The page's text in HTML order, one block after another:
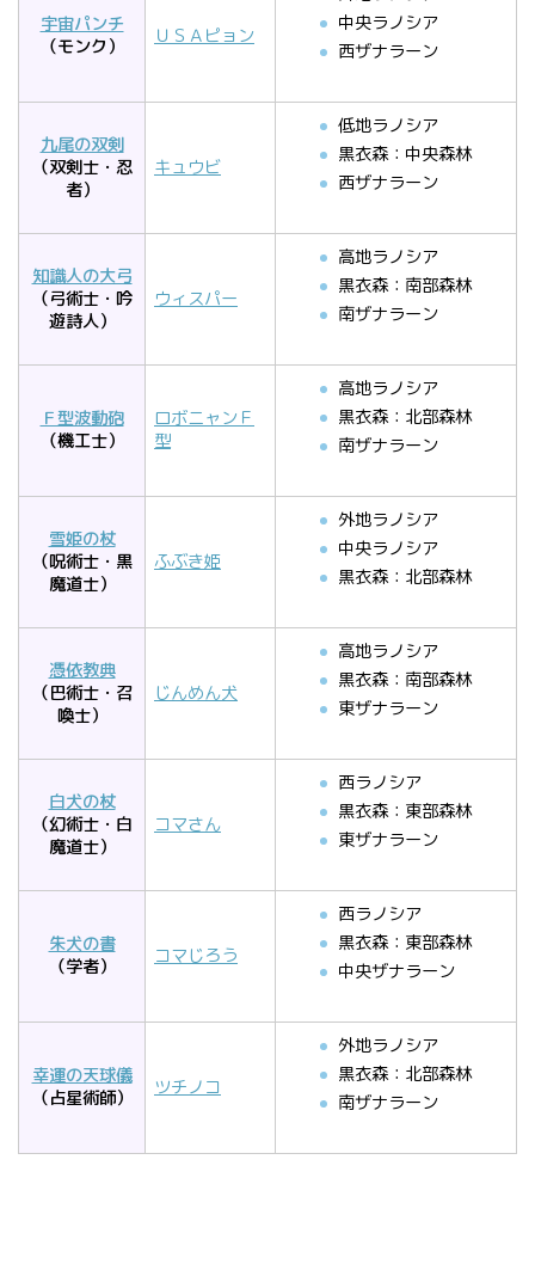
宇宙パンチ
（モンク）
ＵＳＡピョン
中央ラノシア
西ザナラーン
九尾の双剣
（双剣士・忍
者）
キュウビ
低地ラノシア
黒衣森：中央森林
西ザナラーン
知識人の大弓
（弓術士・吟
遊詩人）
ウィスパー
高地ラノシア
黒衣森：南部森林
南ザナラーン
Ｆ型波動砲
（機工士）
ロボニャンＦ
型
高地ラノシア
黒衣森：北部森林
南ザナラーン
雪姫の杖
（呪術士・黒
魔道士）
ふぶき姫
外地ラノシア
中央ラノシア
黒衣森：北部森林
憑依教典
（巴術士・召
喚士）
じんめん犬
高地ラノシア
黒衣森：南部森林
東ザナラーン
白犬の杖
（幻術士・白
魔道士）
コマさん
西ラノシア
黒衣森：東部森林
東ザナラーン
朱犬の書
（学者）
コマじろう
西ラノシア
黒衣森：東部森林
中央ザナラーン
幸運の天球儀
（占星術師）
ツチノコ
外地ラノシア
黒衣森：北部森林
南ザナラーン